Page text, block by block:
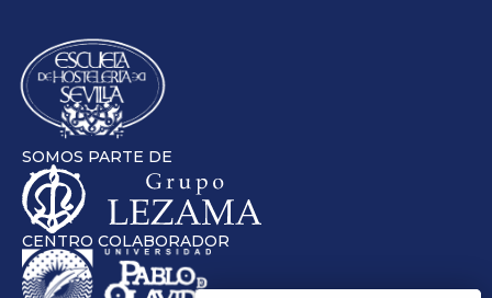
SOMOS PARTE DE
CENTRO COLABORADOR